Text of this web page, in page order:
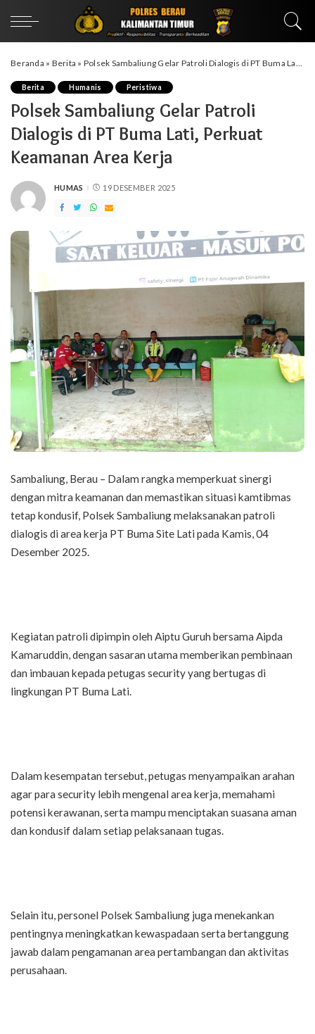
Beranda » Berita » Polsek Sambaliung Gelar Patroli Dialogis di PT Buma Lati, Perkuat Keamanan Area Kerja
Berita Humanis Peristiwa
Polsek Sambaliung Gelar Patroli
Dialogis di PT Buma Lati, Perkuat
Keamanan Area Kerja
POSTED
HUMAS 19 DESEMBER 2025
Sambaliung, Berau – Dalam rangka memperkuat sinergi
dengan mitra keamanan dan memastikan situasi kamtibmas
tetap kondusif, Polsek Sambaliung melaksanakan patroli
dialogis di area kerja PT Buma Site Lati pada Kamis, 04
Desember 2025.
Kegiatan patroli dipimpin oleh Aiptu Guruh bersama Aipda
Kamaruddin, dengan sasaran utama memberikan pembinaan
dan imbauan kepada petugas security yang bertugas di
lingkungan PT Buma Lati.
Dalam kesempatan tersebut, petugas menyampaikan arahan
agar para security lebih mengenal area kerja, memahami
potensi kerawanan, serta mampu menciptakan suasana aman
dan kondusif dalam setiap pelaksanaan tugas.
Selain itu, personel Polsek Sambaliung juga menekankan
pentingnya meningkatkan kewaspadaan serta bertanggung
jawab dalam pengamanan area pertambangan dan aktivitas
perusahaan.